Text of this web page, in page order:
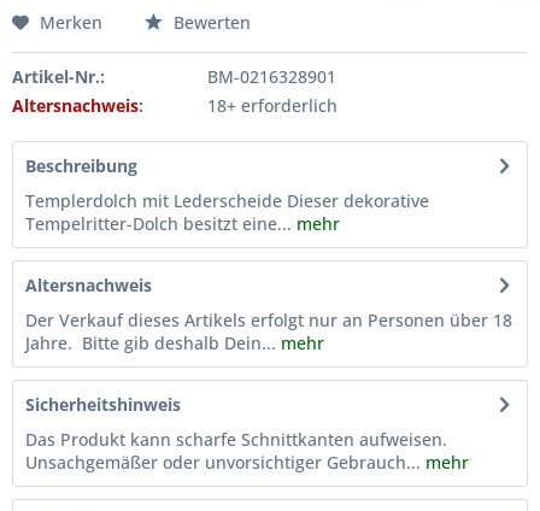
Merken Bewerten
Artikel-Nr.:
BM-0216328901
Altersnachweis: 18+ erforderlich
Beschreibung
Templerdolch mit Lederscheide Dieser dekorative
Tempelritter-Dolch besitzt eine... mehr
Altersnachweis
Der Verkauf dieses Artikels erfolgt nur an Personen über 18
Jahre. Bitte gib deshalb Dein... mehr
Sicherheitshinweis
Das Produkt kann scharfe Schnittkanten aufweisen.
Unsachgemäßer oder unvorsichtiger Gebrauch... mehr